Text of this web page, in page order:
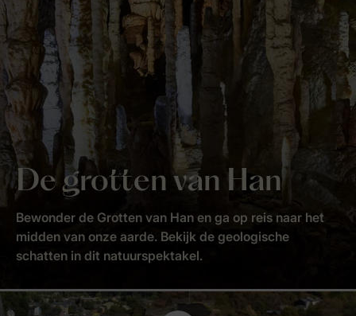
De grotten van Han
Bewonder de Grotten van Han en ga op reis naar het
midden van onze aarde. Bekijk de geologische
schatten in dit natuurspektakel.